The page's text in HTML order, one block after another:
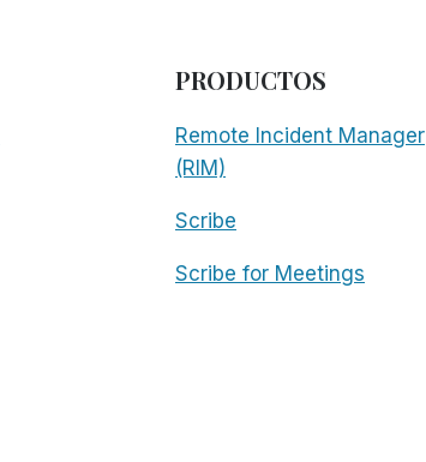
PRODUCTOS
Remote Incident Manager
(RIM)
Scribe
Scribe for Meetings